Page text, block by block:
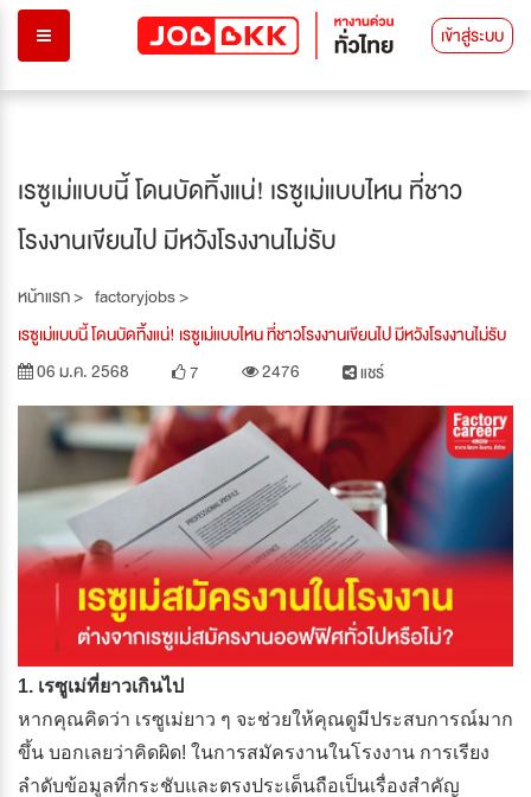
เข้าสู่ระบบ
เรซูเม่แบบนี้ โดนบัดทิ้งแน่! เรซูเม่แบบไหน ที่ชาว
โรงงานเขียนไป มีหวังโรงงานไม่รับ
หน้าแรก > factoryjobs >
เรซูเม่แบบนี้ โดนบัดทิ้งแน่! เรซูเม่แบบไหน ที่ชาวโรงงานเขียนไป มีหวังโรงงานไม่รับ
06 ม.ค. 2568
7 2476 แชร์
1. เรซูเม่ที่ยาวเกินไป
หากคุณคิดว่า เรซูเม่ยาว ๆ จะช่วยให้คุณดูมีประสบการณ์มาก
ขึ้น บอกเลยว่าคิดผิด! ในการสมัครงานในโรงงาน การเรียง
ลำดับข้อมูลที่กระชับและตรงประเด็นถือเป็นเรื่องสำคัญ